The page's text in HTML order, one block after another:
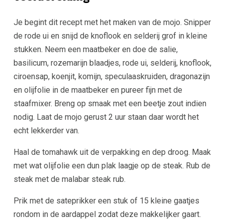
Je begint dit recept met het maken van de mojo. Snipper
de rode ui en snijd de knoflook en selderij grof in kleine
stukken. Neem een maatbeker en doe de salie,
basilicum, rozemarijn blaadjes, rode ui, selderij, knoflook,
ciroensap, koenjit, komijn, speculaaskruiden, dragonazijn
en olijfolie in de maatbeker en pureer fijn met de
staafmixer. Breng op smaak met een beetje zout indien
nodig. Laat de mojo gerust 2 uur staan daar wordt het
echt lekkerder van.
Haal de tomahawk uit de verpakking en dep droog. Maak
met wat olijfolie een dun plak laagje op de steak. Rub de
steak met de malabar steak rub.
Prik met de sateprikker een stuk of 15 kleine gaatjes
rondom in de aardappel zodat deze makkelijker gaart.